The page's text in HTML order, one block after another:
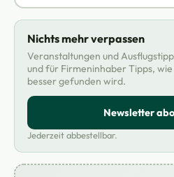
Nichts mehr verpassen
Veranstaltungen und
und für Firmeninhaber Tipps,
besser gefunden wird.
Newsletter
Jederzeit abbestellbar.